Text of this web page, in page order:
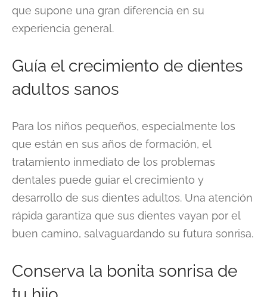
que supone una gran diferencia en su
experiencia general.
Guía el crecimiento de dientes
adultos sanos
Para los niños pequeños, especialmente los
que están en sus años de formación, el
tratamiento inmediato de los problemas
dentales puede guiar el crecimiento y
desarrollo de sus dientes adultos. Una atención
rápida garantiza que sus dientes vayan por el
buen camino, salvaguardando su futura sonrisa.
Conserva la bonita sonrisa de